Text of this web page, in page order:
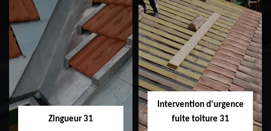
Etanchéité toiture
31
Réparation de
toiture 31
Zingueur 31
Intervention d'urgence
fuite toiture 31